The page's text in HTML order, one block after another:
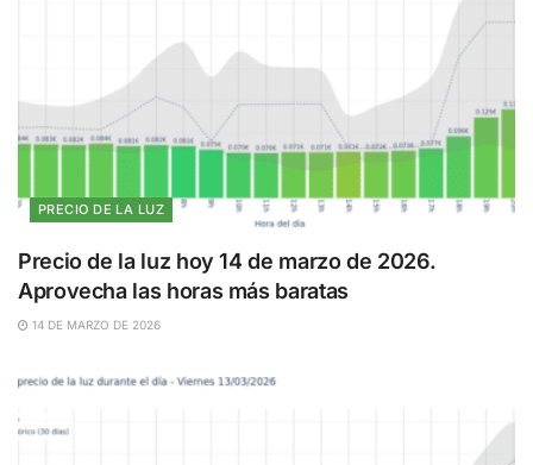
PRECIO DE LA LUZ
Precio de la luz hoy 14 de marzo de 2026.
Aprovecha las horas más baratas
14 DE MARZO DE 2026